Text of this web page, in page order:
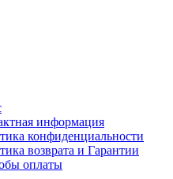
информация
конфиденциальности
возврата и Гарантии
оплаты